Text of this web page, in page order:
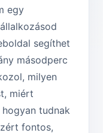
egy
segíthet
másodperc
milyen
miért
tudnak
fontos,